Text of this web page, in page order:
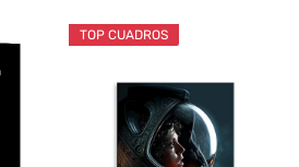
TOP CUADROS